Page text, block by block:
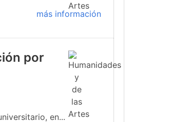
más información
por
en...